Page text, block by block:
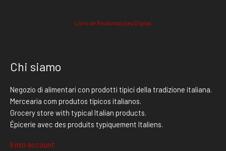
Livro de Reclamações Digital
Chi siamo
Negozio di alimentari con prodotti tipici della tradizione italiana.
Mercearia com produtos típicos italianos.
Grocery store with typical Italian products.
Épicerie avec des produits typiquement Italiens.
Il mio account